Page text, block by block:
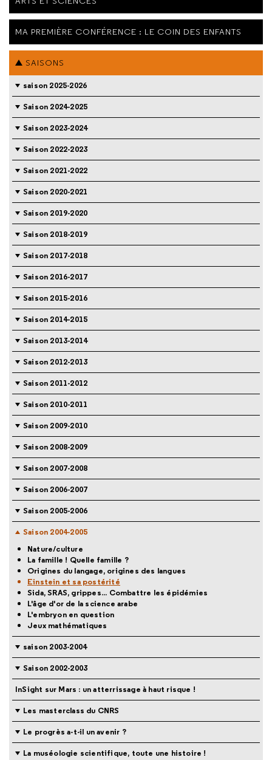
MA PREMIÈRE CONFÉRENCE : LE COIN DES ENFANTS
SAISONS
saison 2025-2026
Saison 2024-2025
Saison 2023-2024
Saison 2022-2023
Saison 2021-2022
Saison 2020-2021
Saison 2019-2020
Saison 2018-2019
Saison 2017-2018
Saison 2016-2017
Saison 2015-2016
Saison 2014-2015
Saison 2013-2014
Saison 2012-2013
Saison 2011-2012
Saison 2010-2011
Saison 2009-2010
Saison 2008-2009
Saison 2007-2008
Saison 2006-2007
Saison 2005-2006
Saison 2004-2005
Nature/culture
La famille ! Quelle famille ?
Origines du langage, origines des langues
Einstein et sa postérité
Sida, SRAS, grippes... Combattre les épidémies
L'âge d'or de la science arabe
L'embryon en question
Jeux mathématiques
saison 2003-2004
Saison 2002-2003
InSight sur Mars : un atterrissage à haut risque !
Les masterclass du CNRS
Le progrès a-t-il un avenir ?
La muséologie scientifique, toute une histoire !